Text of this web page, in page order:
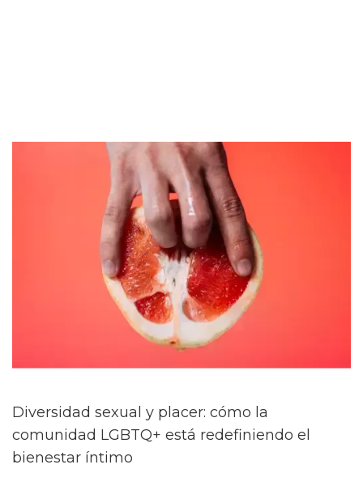
Diversidad sexual y placer: cómo la
comunidad LGBTQ+ está redefiniendo el
bienestar íntimo